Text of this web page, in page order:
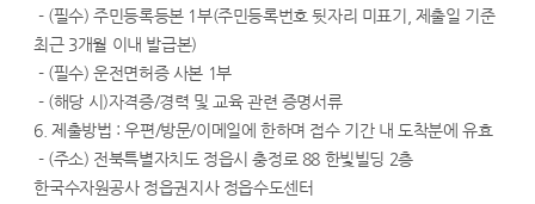
- (필수) 주민등록등본 1부(주민등록번호 뒷자리 미표기, 제출일 기준
최근 3개월 이내 발급본)
- (필수) 운전면허증 사본 1부
- (해당 시)자격증/경력 및 교육 관련 증명서류
6. 제출방법 : 우편/방문/이메일에 한하며 접수 기간 내 도착분에 유효
- (주소) 전북특별자치도 정읍시 충정로 88 한빛빌딩 2층
한국수자원공사 정읍권지사 정읍수도센터